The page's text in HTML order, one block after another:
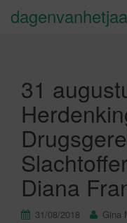
31
Diana
31/08/2018 Gina